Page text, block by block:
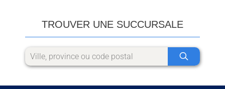
TROUVER UNE SUCCURSALE